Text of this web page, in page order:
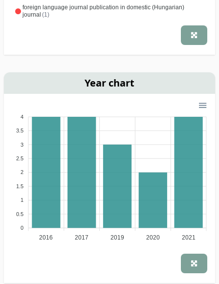
foreign language journal publication in domestic (Hungarian)
journal (1)
Year chart
4
3.5
3
2.5
2
1.5
1
0.5
0
2016 2017 2019 2020 2021